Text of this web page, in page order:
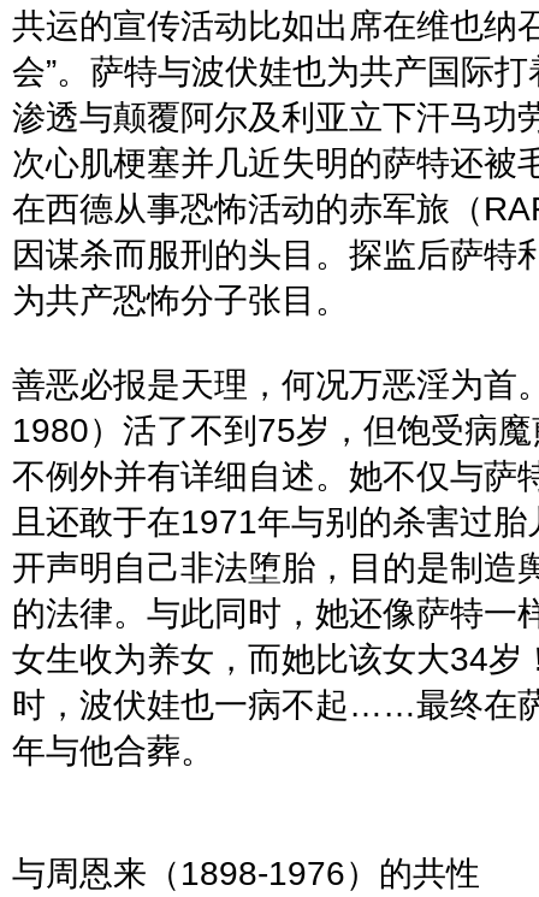
共运的宣传活动比如出席在维也纳
会”。萨特与波伏娃也为共产国际
渗透与颠覆阿尔及利亚立下汗马功
次心肌梗塞并几近失明的萨特还被
在西德从事恐怖活动的赤军旅（
因谋杀而服刑的头目。探监后萨特
为共产恐怖分子张目。
善恶必报是天理，何况万恶淫为首
1980）活了不到 75岁，但饱受病
不例外并有详细自述。她不仅与萨
且还敢于在1971年与别的杀害过胎
开声明自己非法堕胎，目的是制造
的法律。与此同时，她还像萨特一
女生收为养女，而她比该女大34岁
时，波伏娃也一病不起……最终在
年与他合葬。
与周恩来（1898-1976）的共性